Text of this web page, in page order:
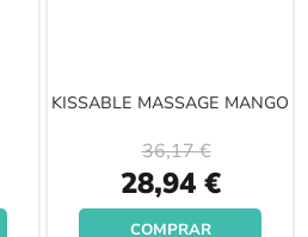
KISSABLE MASSAGE MANGO
Special
Price
28,94 €
36,17 €
COMPRAR